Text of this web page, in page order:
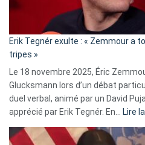
Erik Tegnér exulte : « Zemmour a
tripes »
Le 18 novembre 2025, Éric
Glucksmann lors d’un débat
duel verbal, animé par un David
apprécié par Erik Tegnér. En… Lire